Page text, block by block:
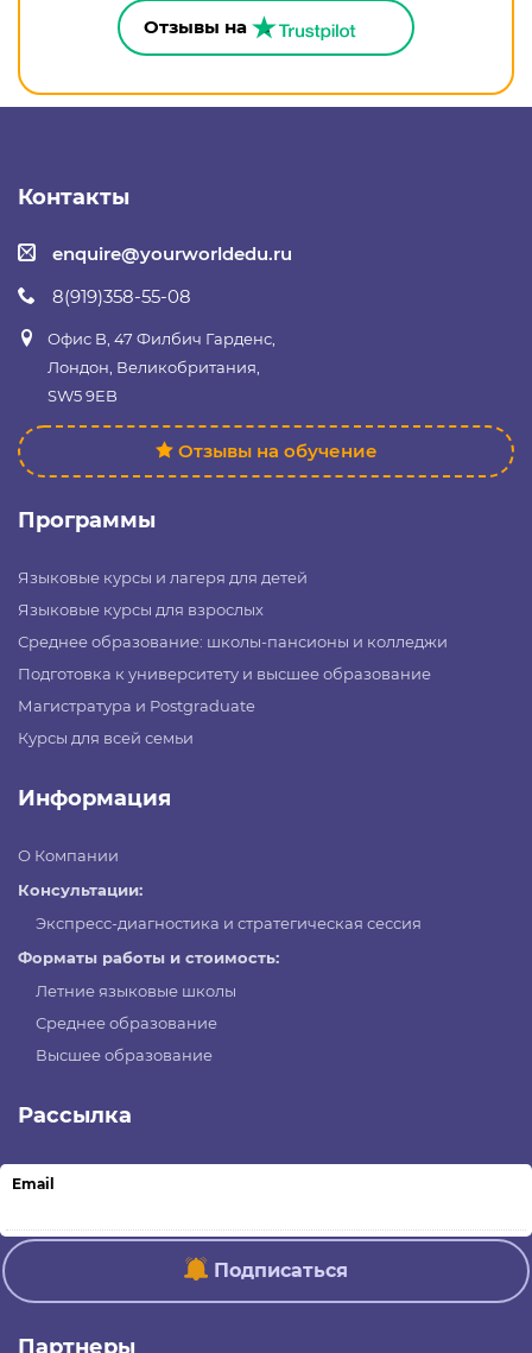
Отзывы на
Контакты
enquire@yourworldedu.ru
8(919)358-55-08
Офис B, 47 Филбич Гарденс,
Лондон, Великобритания,
SW5 9EB
Отзывы на обучение
Программы
Языковые курсы и лагеря для детей
Языковые курсы для взрослых
Среднее образование: школы-пансионы и колледжи
Подготовка к университету и высшее образование
Магистратура и Postgraduate
Курсы для всей семьи
Информация
О Компании
Консультации:
Экспресс-диагностика и стратегическая сессия
Форматы работы и стоимость:
Летние языковые школы
Среднее образование
Высшее образование
Рассылка
Email
Подписаться
Партнеры